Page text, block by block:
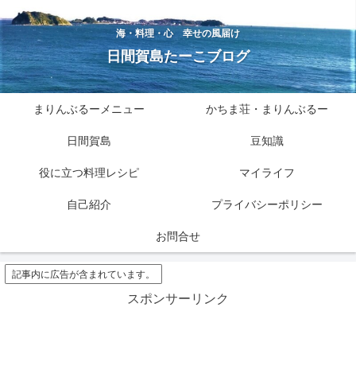
海・料理・心 幸せの風届け
日間賀島たーこブログ
まりんぶるーメニュー かちま荘・まりんぶるー
日間賀島 豆知識
役に立つ料理レシピ マイライフ
自己紹介 プライバシーポリシー
お問合せ
記事内に広告が含まれています。
スポンサーリンク